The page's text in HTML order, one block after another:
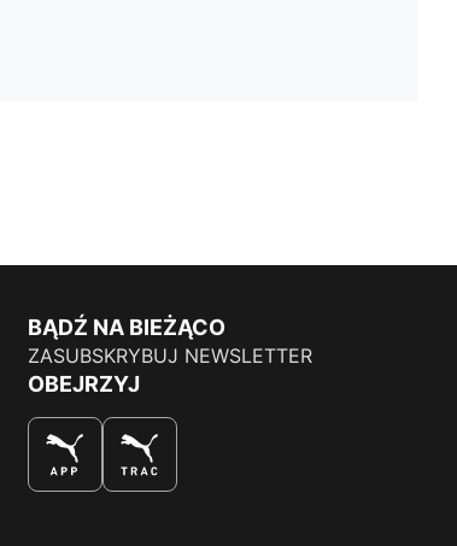
BĄDŹ NA BIEŻĄCO
ZASUBSKRYBUJ NEWSLETTER
OBEJRZYJ